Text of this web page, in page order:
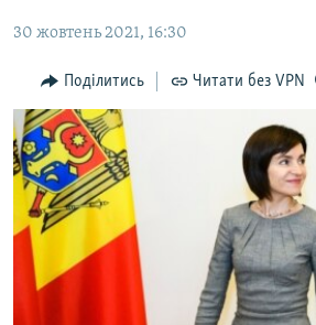
навігації
Перейти
пошуку
БЛОГИ
ПОГЛЯД
ІНТЕРВ'Ю
ВСЕ ЗА ДЕНЬ
СПЕЦПРОЕКТИ
ДЕПОРТАЦІЯ
ВІДЕОУРОКИ «ELIFBE»
СВІДЧЕННЯ ОКУПАЦІЇ
ЯК ОБІЙТИ БЛОКУВАННЯ
Русский
30 жовтень 2021, 16:30
Поділитись Читати без VPN